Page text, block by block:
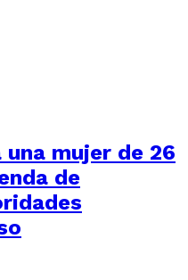
una mujer de 26
de